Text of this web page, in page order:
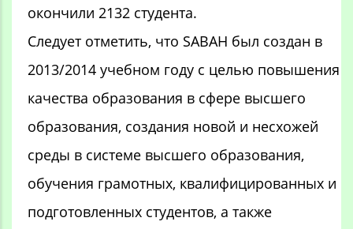
окончили 2132 студента.
Следует отметить, что SABAH был создан в
2013/2014 учебном году с целью повышения
качества образования в сфере высшего
образования, создания новой и несхожей
среды в системе высшего образования,
обучения грамотных, квалифицированных и
подготовленных студентов, а также